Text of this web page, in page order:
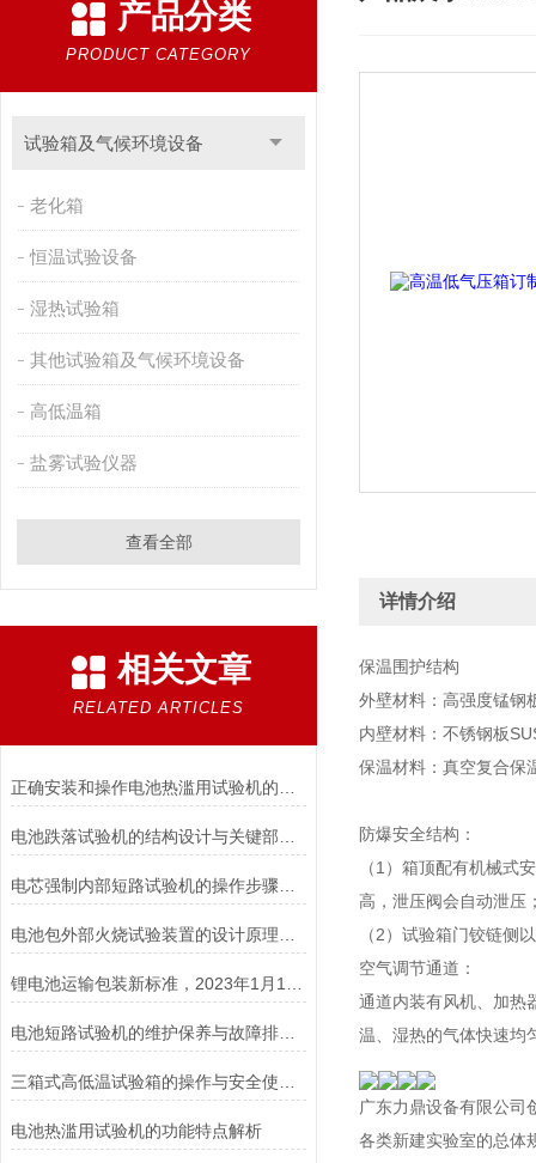
产品分类
PRODUCT CATEGORY
试验箱及气候环境设备
老化箱
恒温试验设备
湿热试验箱
其他试验箱及气候环境设备
高低温箱
盐雾试验仪器
查看全部
相关文章
RELATED ARTICLES
电池短路试验机的维护保养与故障排除技巧分享
电池热滥用试验机的功能特点解析
详情介绍
保温围护结构
外壁材料：高强度锰钢
内壁材料：不锈钢板
保温材料：真空复合保
防爆安全结构：
（1）箱顶配有机械式
高，泄压阀会自动泄压
（2）试验箱门铰链侧
空气调节通道：
通道内装有风机、加热
温、湿热的气体快速均
广东力鼎设备有限公司
各类新建实验室的总体